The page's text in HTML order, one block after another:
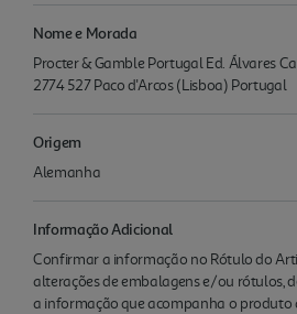
Nome e Morada
Procter & Gamble Portugal Ed. Álvares
2774 527 Paco d'Arcos (Lisboa) Portugal
Origem
Alemanha
Informação Adicional
Confirmar a informação no Rótulo do
alterações de embalagens e/ou rótulos,
a informação que acompanha o produto